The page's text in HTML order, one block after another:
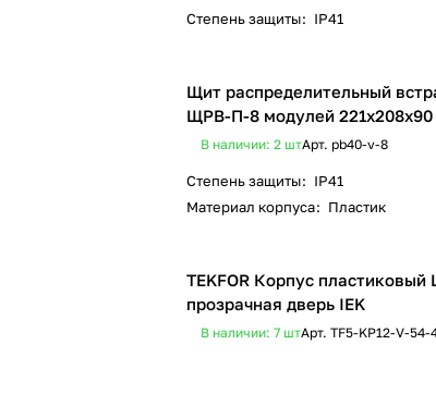
Степень защиты: IP41
Щит распределительный
ЩРВ-П-8 модулей 221х208х90
В наличии: 2 штАрт. pb40-v-8
Степень защиты: IP41
Материал корпуса: Пластик
TEKFOR Корпус
прозрачная дверь IEK
В наличии: 7 штАрт. TF5-KP12-V-54-